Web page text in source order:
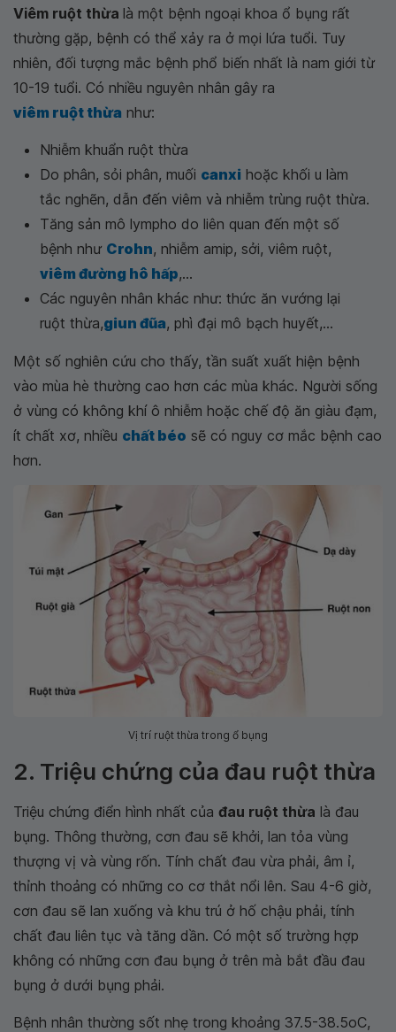
Viêm ruột thừa là một bệnh ngoại khoa ổ bụng rất
thường gặp, bệnh có thể xảy ra ở mọi lứa tuổi. Tuy
nhiên, đối tượng mắc bệnh phổ biến nhất là nam giới từ
10-19 tuổi. Có nhiều nguyên nhân gây ra
viêm ruột thừa như:
Nhiễm khuẩn ruột thừa
Do phân, sỏi phân, muối canxi hoặc khối u làm
tắc nghẽn, dẫn đến viêm và nhiễm trùng ruột thừa.
Tăng sản mô lympho do liên quan đến một số
bệnh như Crohn, nhiễm amip, sởi, viêm ruột,
viêm đường hô hấp,...
Các nguyên nhân khác như: thức ăn vướng lại
ruột thừa,giun đũa, phì đại mô bạch huyết,...
Một số nghiên cứu cho thấy, tần suất xuất hiện bệnh
vào mùa hè thường cao hơn các mùa khác. Người sống
ở vùng có không khí ô nhiễm hoặc chế độ ăn giàu đạm,
ít chất xơ, nhiều chất béo sẽ có nguy cơ mắc bệnh cao
hơn.
Vị trí ruột thừa trong ổ bụng
2. Triệu chứng của đau ruột thừa
Triệu chứng điển hình nhất của đau ruột thừa là đau
bụng. Thông thường, cơn đau sẽ khởi, lan tỏa vùng
thượng vị và vùng rốn. Tính chất đau vừa phải, âm ỉ,
thỉnh thoảng có những co cơ thắt nổi lên. Sau 4-6 giờ,
cơn đau sẽ lan xuống và khu trú ở hố chậu phải, tính
chất đau liên tục và tăng dần. Có một số trường hợp
không có những cơn đau bụng ở trên mà bắt đầu đau
bụng ở dưới bụng phải.
Bệnh nhân thường sốt nhẹ trong khoảng 37.5-38.5oC,